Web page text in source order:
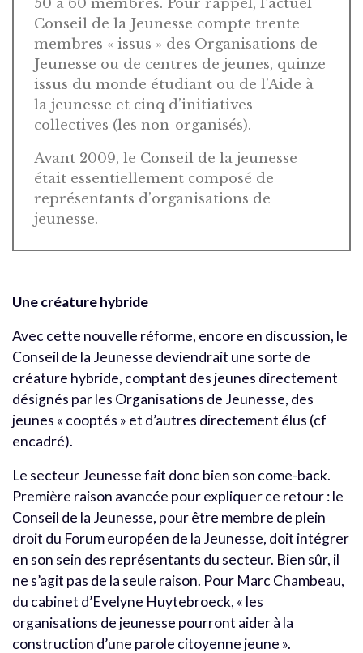
Conseil de la Jeunesse compte trente
membres « issus » des Organisations de
Jeunesse ou de centres de jeunes, quinze
issus du monde étudiant ou de l’Aide à
la jeunesse et cinq d’initiatives
collectives (les non-organisés).
Avant 2009, le Conseil de la jeunesse
était essentiellement composé de
représentants d’organisations de
jeunesse.
Une créature hybride
Avec cette nouvelle réforme, encore en discussion, le
Conseil de la Jeunesse deviendrait une sorte de
créature hybride, comptant des jeunes directement
désignés par les Organisations de Jeunesse, des
jeunes « cooptés » et d’autres directement élus (cf
encadré).
Le secteur Jeunesse fait donc bien son come-back.
Première raison avancée pour expliquer ce retour : le
Conseil de la Jeunesse, pour être membre de plein
droit du Forum européen de la Jeunesse, doit intégrer
en son sein des représentants du secteur. Bien sûr, il
ne s’agit pas de la seule raison. Pour Marc Chambeau,
du cabinet d’Evelyne Huytebroeck, « les
organisations de jeunesse pourront aider à la
construction d’une parole citoyenne jeune ».